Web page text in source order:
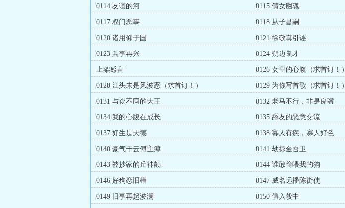
0114 友谊的河 0115 倩女幽魂
0117 权门恶事 0118 从子昌嗣
0120 诸用仰于国 0121 徐敬真引诬
0123 兵事再兴 0124 朔边良才
上架感言 0126 女皇的心腹（求首订！）
0128 江头未是风波恶（求首订！） 0129 为你写首歌（求首订！）
0131 与众不同的大王 0132 老马不行，非是良骥
0134 我的心腹在成长 0135 舔友的恶意交流
0137 好生是天德 0138 寡人有疾，寡人好色
0140 豪气干云傅主簿 0141 劫掠金吾卫
0143 被抄家的丘神勣 0144 谁敢偷喂我的狗
0146 好狗恋旧槽 0147 威名远播陈街使
0149 旧事再起波澜 0150 俱入彀中